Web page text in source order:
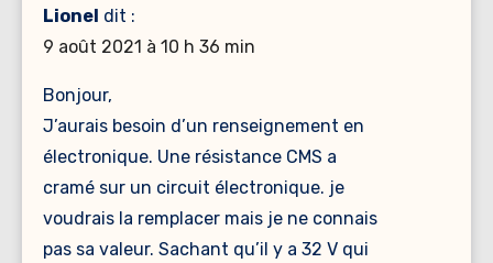
Lionel dit :
9 août 2021 à 10 h 36 min
Bonjour,
J’aurais besoin d’un renseignement en
électronique. Une résistance CMS a
cramé sur un circuit électronique. je
voudrais la remplacer mais je ne connais
pas sa valeur. Sachant qu’il y a 32 V qui